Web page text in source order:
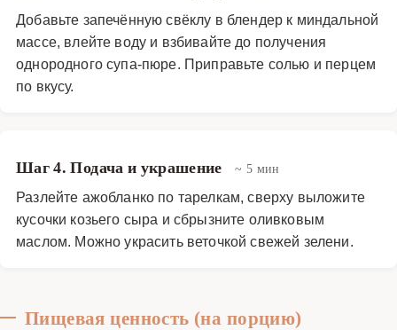
Добавьте запечённую свёклу в блендер к миндальной
массе, влейте воду и взбивайте до получения
однородного супа-пюре. Приправьте солью и перцем
по вкусу.
Шаг 4. Подача и украшение ~ 5 мин
Разлейте ажобланко по тарелкам, сверху выложите
кусочки козьего сыра и сбрызните оливковым
маслом. Можно украсить веточкой свежей зелени.
Пищевая ценность (на порцию)